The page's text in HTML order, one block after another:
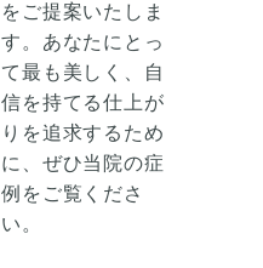
をご提案いたしま
す。 あなたにとっ
て最も美しく、自
信を持てる仕上が
り を追求するため
に、ぜひ当院の症
例をご覧くださ
い。